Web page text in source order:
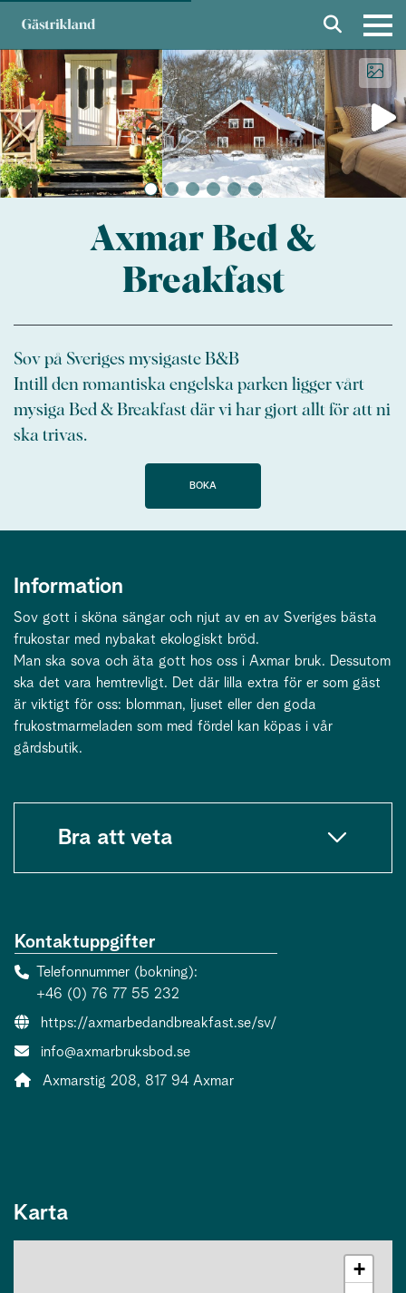
Axmar Bed &
Breakfast
Sov på Sveriges mysigaste B&B
Intill den romantiska engelska parken ligger vårt
mysiga Bed & Breakfast där vi har gjort allt för att ni
ska trivas.
BOKA
Information
Sov gott i sköna sängar och njut av en av Sveriges bästa
frukostar med nybakat ekologiskt bröd.
Man ska sova och äta gott hos oss i Axmar bruk. Dessutom
ska det vara hemtrevligt. Det där lilla extra för er som gäst
är viktigt för oss: blomman, ljuset eller den goda
frukostmarmeladen som med fördel kan köpas i vår
gårdsbutik.
Bra att veta
Kontaktuppgifter
Telefonnummer (bokning)
+46 (0) 76 77 55 232
Webbsida:
https://axmarbedandbreakfast.se/sv/
E-post:
info@axmarbruksbod.se
Adress:
Axmarstig 208, 817 94 Axmar
Karta
+